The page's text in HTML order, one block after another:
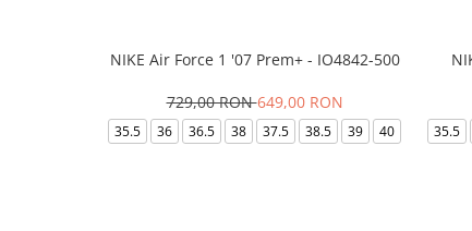
NIKE Air Force 1 '07 Prem+ - IO4842-500
729,00 RON649,00 RON
35.5 36 36.5 38 37.5 38.5 39 40 35.5